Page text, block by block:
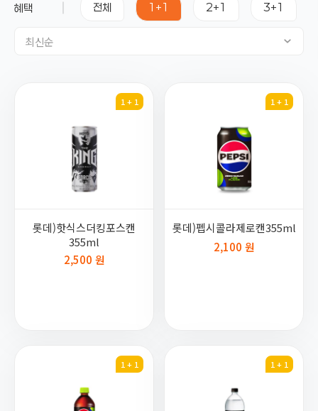
혜택 전체 1+1 2+1 3+1
최신순
1 + 1
롯데)핫식스더킹포스캔
355ml
2,500 원
1 + 1
롯데)펩시콜라제로캔355ml
2,100 원
1 + 1 1 + 1